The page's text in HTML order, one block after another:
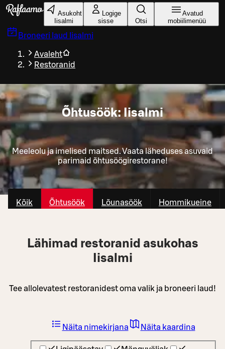
Liigu peamise sisu juurde
Asukoht
Iisalmi
Logige
sisse
Otsi
Avatud
mobiilimenüü
Broneeri laud Iisalmi
Avaleht
Restoranid
Õhtusöök: Iisalmi
Meeleolu ja imelised maitsed. Vaata läheduses asuvaid
parimaid õhtusöögirestorane!
Kõik Õhtusöök Lõunasöök Hommikueine
Lähimad restoranid asukohas
Iisalmi
Tee allolevatest restoranidest oma valik ja broneeri laud!
Näita nimekirjana Näita kaardina